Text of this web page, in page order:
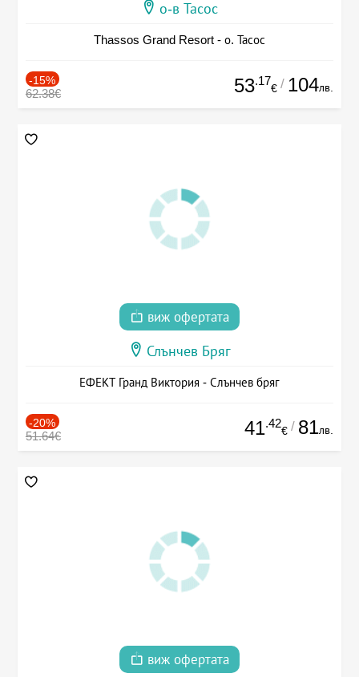
о-в Тасос
Thassos Grand Resort - о. Тасос
-15%
62.38€ 53.17
€ / 104лв.
виж офертата
Слънчев Бряг
ЕФЕКТ Гранд Виктория - Слънчев бряг
-20%
51.64€ 41.42
€ / 81лв.
виж офертата